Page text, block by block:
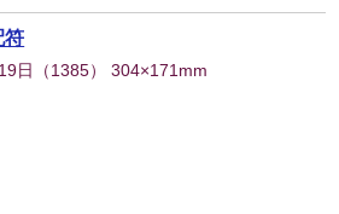
符
日 （1385） 304×171mm